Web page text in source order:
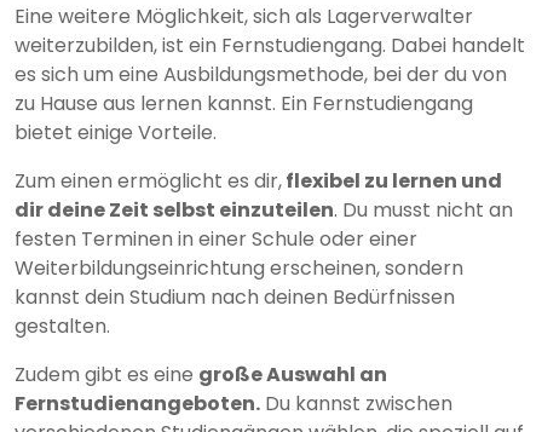
Eine weitere Möglichkeit, sich als Lagerverwalter
weiterzubilden, ist ein Fernstudiengang. Dabei handelt
es sich um eine Ausbildungsmethode, bei der du von
zu Hause aus lernen kannst. Ein Fernstudiengang
bietet einige Vorteile.
Zum einen ermöglicht es dir,flexibel zu lernen und
dir deine Zeit selbst einzuteilen. Du musst nicht an
festen Terminen in einer Schule oder einer
Weiterbildungseinrichtung erscheinen, sondern
kannst dein Studium nach deinen Bedürfnissen
gestalten.
Zudem gibt es eine große Auswahl an
Fernstudienangeboten. Du kannst zwischen